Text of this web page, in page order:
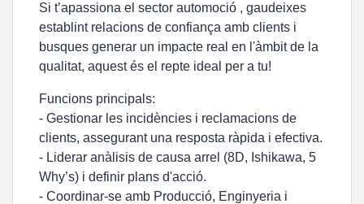
Si t’apassiona el sector automoció , gaudeixes
establint relacions de confiança amb clients i
busques generar un impacte real en l'àmbit de la
qualitat, aquest és el repte ideal per a tu!
Funcions principals:
- Gestionar les incidències i reclamacions de
clients, assegurant una resposta ràpida i efectiva.
- Liderar anàlisis de causa arrel (8D, Ishikawa, 5
Why’s) i definir plans d'acció.
- Coordinar-se amb Producció, Enginyeria i